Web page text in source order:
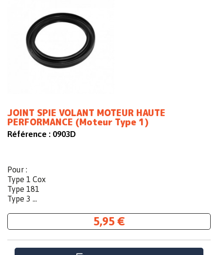
JOINT SPIE VOLANT MOTEUR HAUTE
PERFORMANCE (Moteur Type 1)
Référence : 0903D
Pour :
Type 1 Cox
Type 181
Type 3 ...
5,95 €